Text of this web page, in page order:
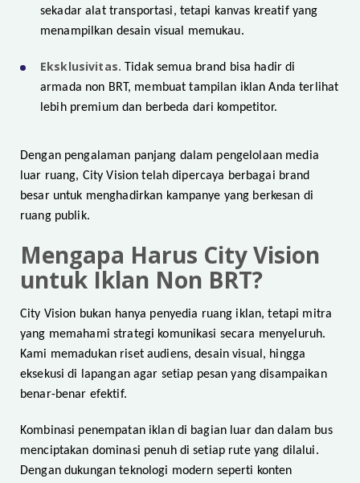
sekadar alat transportasi, tetapi kanvas kreatif yang
menampilkan desain visual memukau.
Eksklusivitas. Tidak semua brand bisa hadir di
armada non BRT, membuat tampilan iklan Anda terlihat
lebih premium dan berbeda dari kompetitor.
Dengan pengalaman panjang dalam pengelolaan media
luar ruang, City Vision telah dipercaya berbagai brand
besar untuk menghadirkan kampanye yang berkesan di
ruang publik.
Mengapa Harus City Vision
untuk Iklan Non BRT?
City Vision bukan hanya penyedia ruang iklan, tetapi mitra
yang memahami strategi komunikasi secara menyeluruh.
Kami memadukan riset audiens, desain visual, hingga
eksekusi di lapangan agar setiap pesan yang disampaikan
benar-benar efektif.
Kombinasi penempatan iklan di bagian luar dan dalam bus
menciptakan dominasi penuh di setiap rute yang dilalui.
Dengan dukungan teknologi modern seperti konten